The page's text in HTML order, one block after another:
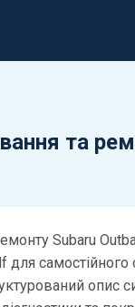
та
Subaru
для самостійного
опис